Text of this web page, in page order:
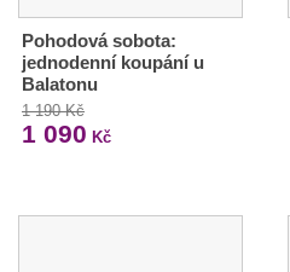
Pohodová sobota:
jednodenní koupání u
Balatonu
1 190 Kč
1 090 Kč